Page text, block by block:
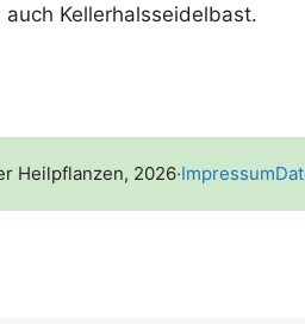
Kellerhalsseidelbast.
Heilpflanzen, 2026·Impressum